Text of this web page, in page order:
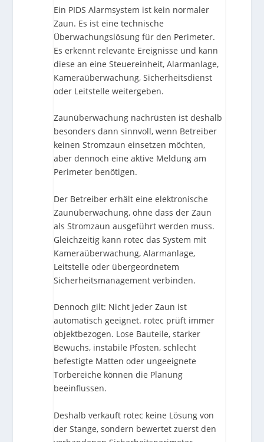
Ein PIDS Alarmsystem ist kein normaler
Zaun. Es ist eine technische
Überwachungslösung für den Perimeter.
Es erkennt relevante Ereignisse und kann
diese an eine Steuereinheit, Alarmanlage,
Kameraüberwachung, Sicherheitsdienst
oder Leitstelle weitergeben.
Zaunüberwachung nachrüsten ist deshalb
besonders dann sinnvoll, wenn Betreiber
keinen Stromzaun einsetzen möchten,
aber dennoch eine aktive Meldung am
Perimeter benötigen.
Der Betreiber erhält eine elektronische
Zaunüberwachung, ohne dass der Zaun
als Stromzaun ausgeführt werden muss.
Gleichzeitig kann rotec das System mit
Kameraüberwachung, Alarmanlage,
Leitstelle oder übergeordnetem
Sicherheitsmanagement verbinden.
Dennoch gilt: Nicht jeder Zaun ist
automatisch geeignet. rotec prüft immer
objektbezogen. Lose Bauteile, starker
Bewuchs, instabile Pfosten, schlecht
befestigte Matten oder ungeeignete
Torbereiche können die Planung
beeinflussen.
Deshalb verkauft rotec keine Lösung von
der Stange, sondern bewertet zuerst den